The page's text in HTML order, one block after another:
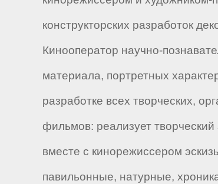
конструкторских разработок
Кинооператор научно-
материала, портретных
разработке всех творческих,
фильмов: реализует
вместе с кинорежиссером
павильонные, натурные,